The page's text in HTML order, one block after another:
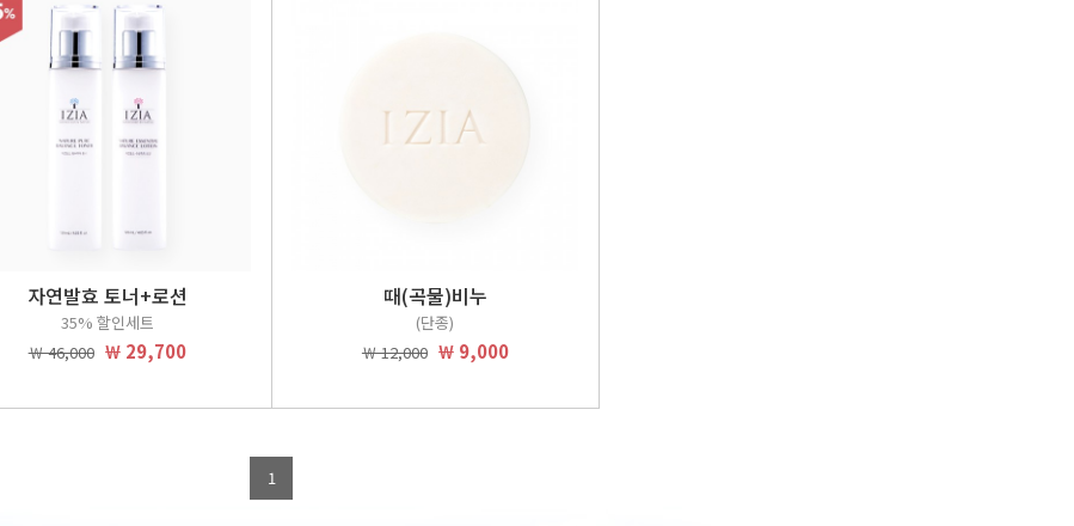
자연발효 토너+로션
35% 할인세트
￦ 46,000 ￦ 29,700
때(곡물)비누
(단종)
￦ 12,000 ￦ 9,000
1